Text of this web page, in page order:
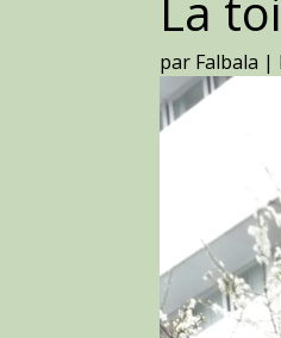
par Falbala |